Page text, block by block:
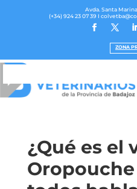
Avda. Santa
(+34) 924 23 07 39 I
ZONA
¿Qué es el